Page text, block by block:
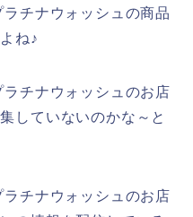
チナウォッシュの商品
ね♪
チナウォッシュのお店
していないのかな～と
チナウォッシュのお店